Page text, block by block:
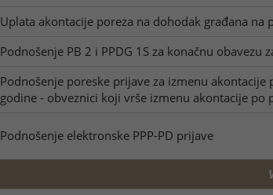
Uplata akontacije poreza na dohodak građana
Podnošenje PB 2 i PPDG 1S za konačnu
Podnošenje poreske prijave za izmenu
godine - obveznici koji vrše izmenu akontacije po
Podnošenje elektronske PPP-PD prijave